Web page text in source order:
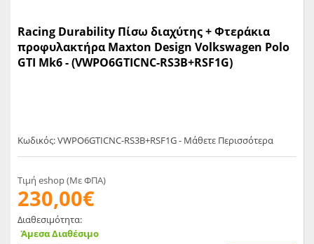
Racing Durability Πίσω διαχύτης + Φτεράκια
προφυλακτήρα Maxton Design Volkswagen Polo
GTI Mk6 - (VWPO6GTICNC-RS3B+RSF1G)
Κωδικός: VWPO6GTICNC-RS3B+RSF1G - Μάθετε Περισσότερα
Τιμή eshop (Με ΦΠΑ)
230,00€
Διαθεσιμότητα:
Άμεσα Διαθέσιμο